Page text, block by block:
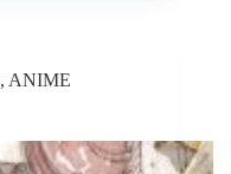
, ANIME